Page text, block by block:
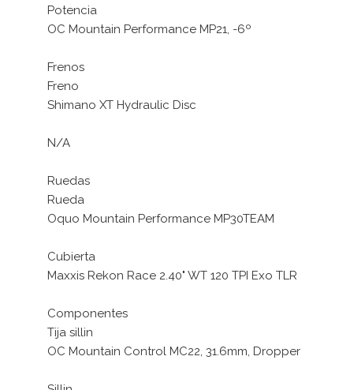
Potencia
OC Mountain Performance MP21, -6º
Frenos
Freno
Shimano XT Hydraulic Disc
N/A
Ruedas
Rueda
Oquo Mountain Performance MP30TEAM
Cubierta
Maxxis Rekon Race 2.40" WT 120 TPI Exo TLR
Componentes
Tija sillin
OC Mountain Control MC22, 31.6mm, Dropper